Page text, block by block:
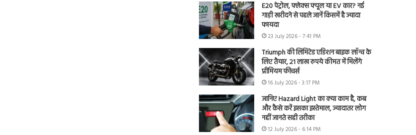
E20 पेट्रोल, फ्लेक्स फ्यूल या EV कार? नई
गाड़ी खरीदने से पहले जानें किसमें है ज्यादा
फायदा
23 July 2026 - 7:41 PM
Triumph की लिमिटेड एडिशन बाइक लॉन्च के
लिए तैयार, 21 लाख रुपये कीमत में मिलेंगे
प्रीमियम फीचर्स
16 July 2026 - 3:17 PM
जानिए Hazard Light का क्या काम है, कब
और कैसे करें इसका इस्तेमाल, ज्यादातर लोग
नहीं जानते सही तरीका
12 July 2026 - 6:14 PM